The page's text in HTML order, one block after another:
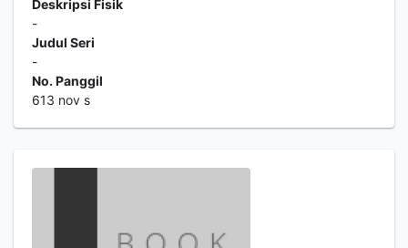
Deskripsi Fisik
-
Judul Seri
-
No. Panggil
613 nov s